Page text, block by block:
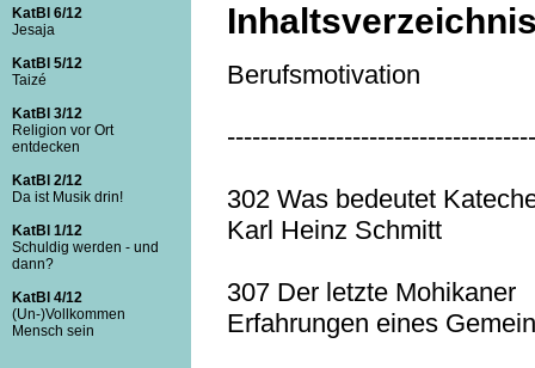
KatBl 6/12
Jesaja
KatBl 5/12
Taizé
KatBl 3/12
Religion vor Ort
entdecken
KatBl 2/12
Da ist Musik drin!
KatBl 1/12
Schuldig werden - und
dann?
KatBl 4/12
(Un-)Vollkommen
Mensch sein
Berufsmotivation
302 Was bedeutet
Karl Heinz Schmitt
307 Der letzte Mohikaner
Erfahrungen eines